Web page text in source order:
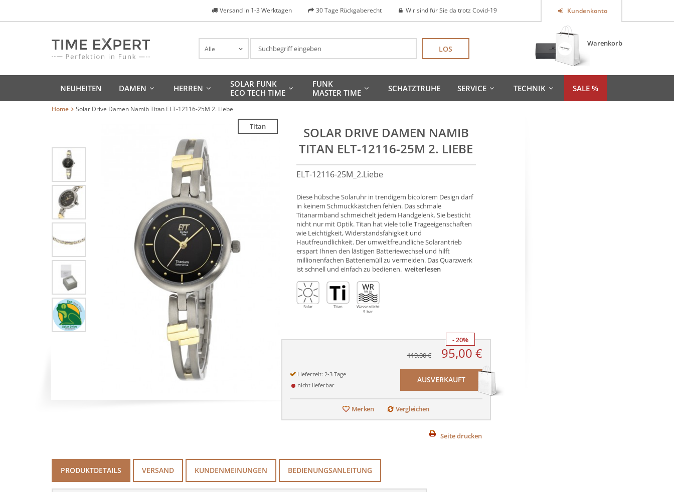
Kundenkonto
Versand in 1-3 Werktagen 30 Tage Rückgaberecht Wir sind für Sie da trotz Covid-19
Warenkorb
Alle LOS
NEUHEITEN DAMEN HERREN
SOLAR FUNK
ECO TECH TIME
FUNK
MASTER TIME
SCHATZTRUHE SERVICE TECHNIK SALE %
Home Solar Drive Damen Namib Titan ELT-12116-25M 2. Liebe
Titan
SOLAR DRIVE DAMEN NAMIB
TITAN ELT-12116-25M 2. LIEBE
ELT-12116-25M_2.Liebe
Diese hübsche Solaruhr in trendigem bicolorem Design darf
in keinem Schmuckkästchen fehlen. Das schmale
Titanarmband schmeichelt jedem Handgelenk. Sie besticht
nicht nur mit Optik. Titan hat viele tolle Trageeigenschaften
wie Leichtigkeit, Widerstandsfähigkeit und
Hautfreundlichkeit. Der umweltfreundliche Solarantrieb
erspart Ihnen den lästigen Batteriewechsel und hilft
millionenfachen Batteriemüll zu vermeiden. Das Quarzwerk
ist schnell und einfach zu bedienen. weiterlesen
Solar Titan
Wasserdicht
5 bar
- 20%
119,00 €
95,00 €
Lieferzeit: 2-3 Tage
nicht lieferbar
AUSVERKAUFT
Merken Vergleichen
Seite drucken
PRODUKTDETAILS VERSAND KUNDENMEINUNGEN BEDIENUNGSANLEITUNG